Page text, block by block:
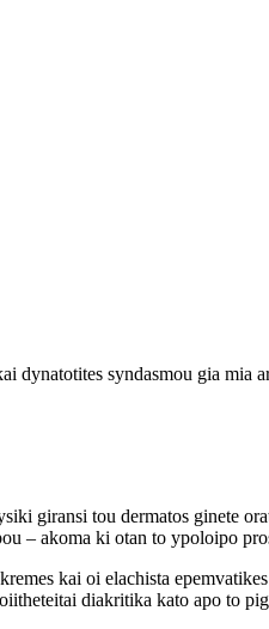
dynatotites syndasmou gia mia
giransi tou dermatos ginete
– akoma ki otan to ypoloipo
kai oi elachista
diakritika kato apo to